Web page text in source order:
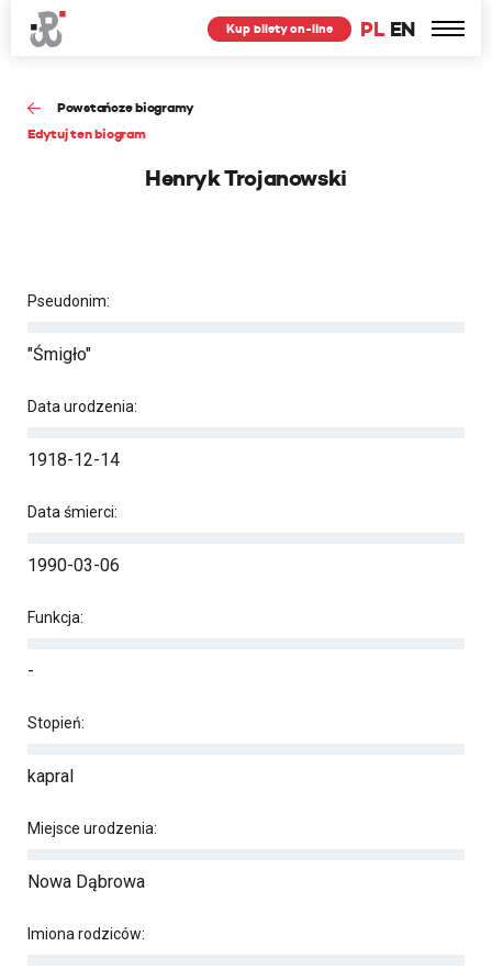
PL EN
Kup bilety on-line
Powstańcze biogramy
Edytuj ten biogram
Henryk Trojanowski
Pseudonim:
"Śmigło"
Data urodzenia:
1918-12-14
Data śmierci:
1990-03-06
Funkcja:
-
Stopień:
kapral
Miejsce urodzenia:
Nowa Dąbrowa
Imiona rodziców: